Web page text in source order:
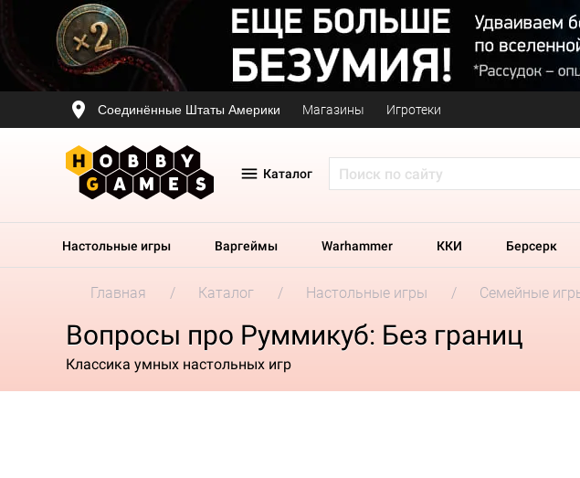
Соединённые Штаты Америки Магазины Игротеки
Каталог
Настольные игры Варгеймы Warhammer ККИ Берсерк
Главная Каталог Настольные игры Семейные
Вопросы про Руммикуб: Без границ
Классика умных настольных игр